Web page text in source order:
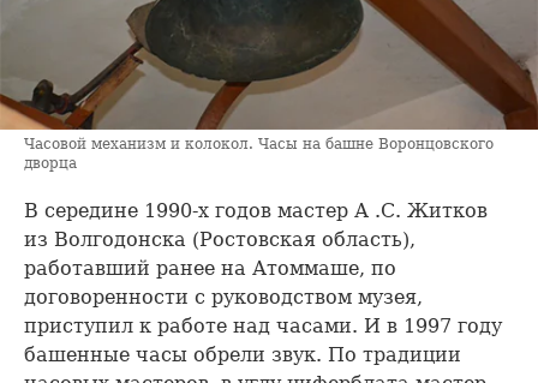
Часовой механизм и колокол. Часы на башне Воронцовского
дворца
В середине 1990-х годов мастер А .С. Житков
из Волгодонска (Ростовская область),
работавший ранее на Атоммаше, по
договоренности с руководством музея,
приступил к работе над часами. И в 1997 году
башенные часы обрели звук. По традиции